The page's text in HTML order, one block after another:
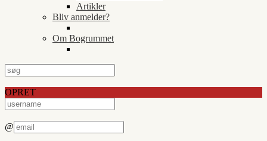
Artikler
Bliv anmelder?
Om Bogrummet
OPRET
@